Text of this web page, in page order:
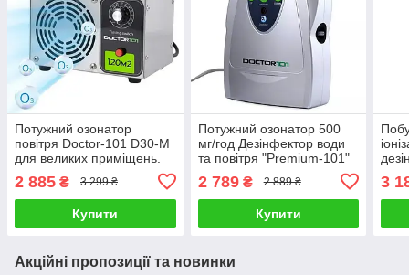
Потужний озонатор
повітря Doctor-101 D30-M
для великих приміщень.
високою продуктивністю
30 г/год
2 885 ₴ 3 299 ₴
Купити
Потужний озонатор 500
мг/год Дезінфектор води
та повітря "Premium-101"
2 789₴ 2 889 ₴
Купити
3
Акційні пропозиції та новинки